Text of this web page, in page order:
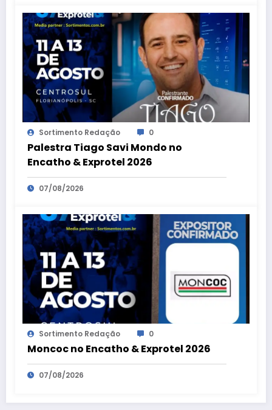
Sortimento Redação 0
Palestra Tiago Savi Mondo no
Encatho & Exprotel 2026
07/08/2026
Sortimento Redação 0
Moncoc no Encatho & Exprotel 2026
07/08/2026